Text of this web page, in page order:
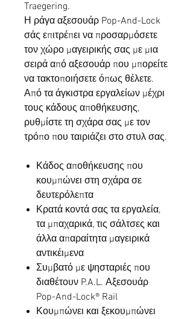
Traegering.
Η ράγα αξεσουάρ Pop-And-Lock
σάς επιτρέπει να προσαρμόσετε
τον χώρο μαγειρικής σας με μια
σειρά από αξεσουάρ που μπορείτε
να τακτοποιήσετε όπως θέλετε.
Από τα άγκιστρα εργαλείων μέχρι
τους κάδους αποθήκευσης,
ρυθμίστε τη σχάρα σας με τον
τρόπο που ταιριάζει στο στυλ σας.
Κάδος αποθήκευσης που
κουμπώνει στη σχάρα σε
δευτερόλεπτα
Κρατά κοντά σας τα εργαλεία,
τα μπαχαρικά, τις σάλτσες και
άλλα απαραίτητα μαγειρικά
αντικέιμενα
Συμβατό με ψησταριές που
διαθέτουν P.A.L. Αξεσουάρ
Pop-And-Lock® Rail
Κουμπώνει και ξεκουμπώνει